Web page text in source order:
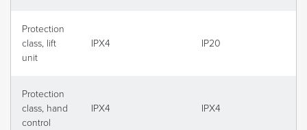
Protection
class, lift
unit
IPX4 IP20
Protection
class, hand
control
IPX4 IPX4